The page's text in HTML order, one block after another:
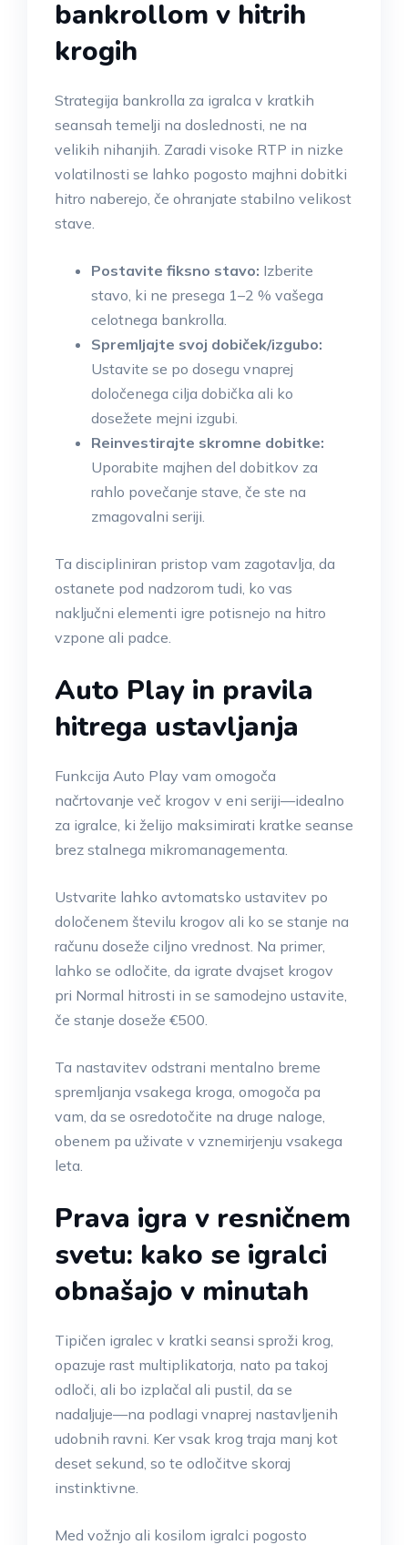
bankrollom v hitrih
krogih
Strategija bankrolla za igralca v kratkih
seansah temelji na doslednosti, ne na
velikih nihanjih. Zaradi visoke RTP in nizke
volatilnosti se lahko pogosto majhni dobitki
hitro naberejo, če ohranjate stabilno velikost
stave.
Postavite fiksno stavo: Izberite
stavo, ki ne presega 1–2 % vašega
celotnega bankrolla.
Spremljajte svoj dobiček/izgubo:
Ustavite se po dosegu vnaprej
določenega cilja dobička ali ko
dosežete mejni izgubi.
Reinvestirajte skromne dobitke:
Uporabite majhen del dobitkov za
rahlo povečanje stave, če ste na
zmagovalni seriji.
Ta discipliniran pristop vam zagotavlja, da
ostanete pod nadzorom tudi, ko vas
naključni elementi igre potisnejo na hitro
vzpone ali padce.
Auto Play in pravila
hitrega ustavljanja
Funkcija Auto Play vam omogoča
načrtovanje več krogov v eni seriji—idealno
za igralce, ki želijo maksimirati kratke seanse
brez stalnega mikromanagementa.
Ustvarite lahko avtomatsko ustavitev po
določenem številu krogov ali ko se stanje na
računu doseže ciljno vrednost. Na primer,
lahko se odločite, da igrate dvajset krogov
pri Normal hitrosti in se samodejno ustavite,
če stanje doseže €500.
Ta nastavitev odstrani mentalno breme
spremljanja vsakega kroga, omogoča pa
vam, da se osredotočite na druge naloge,
obenem pa uživate v vznemirjenju vsakega
leta.
Prava igra v resničnem
svetu: kako se igralci
obnašajo v minutah
Tipičen igralec v kratki seansi sproži krog,
opazuje rast multiplikatorja, nato pa takoj
odloči, ali bo izplačal ali pustil, da se
nadaljuje—na podlagi vnaprej nastavljenih
udobnih ravni. Ker vsak krog traja manj kot
deset sekund, so te odločitve skoraj
instinktivne.
Med vožnjo ali kosilom igralci pogosto